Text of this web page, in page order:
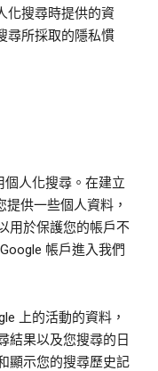
化搜尋時提供的資
尋所採取的隱私慣
個人化搜尋。在建立
供一些個人資料，
用於保護您的帳戶不
帳戶進入我們
上的活動的資料，
結果以及您搜尋的日
顯示您的搜尋歷史記